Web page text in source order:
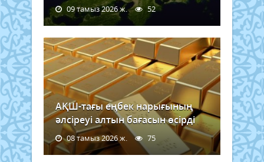
09 тамыз 2026 ж. 52
АҚШ-тағы еңбек нарығының
әлсіреуі алтын бағасын өсірді
08 тамыз 2026 ж. 75